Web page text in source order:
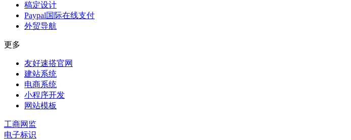
稿定设计
Paypal国际在线支付
外贸导航
更多
友好速搭官网
建站系统
电商系统
小程序开发
网站模板
工商网监
电子标识